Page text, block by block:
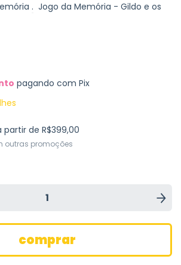
. Jogo da Memória - Gildo e os
pagando com Pix
partir de R$399,00
outras promoções